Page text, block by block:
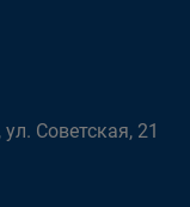
Советская, 21